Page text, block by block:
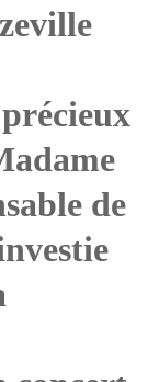
de